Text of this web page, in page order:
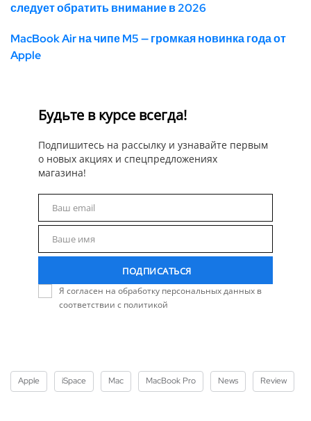
следует обратить внимание в 2026
MacBook Air на чипе M5 — громкая новинка года от
Apple
Будьте в курсе всегда!
Подпишитесь на рассылку и узнавайте первым
о новых акциях и спецпредложениях
магазина!
Ваш email
Ваше имя
ПОДПИСАТЬСЯ
Я согласен на обработку персональных данных в
соответствии с политикой
Apple iSpace Mac MacBook Pro News Review